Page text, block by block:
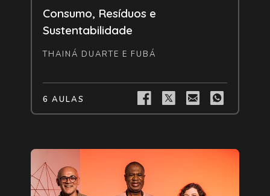
Consumo, Resíduos e
Sustentabilidade
THAINÁ DUARTE E FUBÁ
6 AULAS